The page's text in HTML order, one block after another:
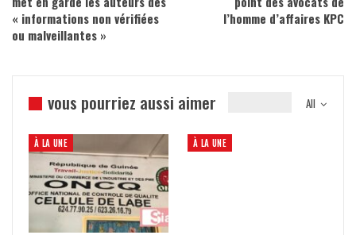
« informations non vérifiées
ou malveillantes »
l’homme d’affaires KPC
All
vous pourriez aussi aimer
À LA UNE À LA UNE